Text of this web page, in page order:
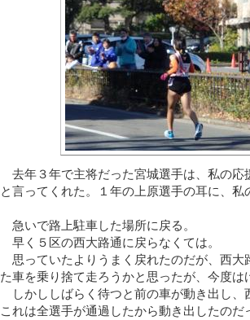
去年３年で主将だった宮城選手は、私の応
と言ってくれた。１年の上原選手の耳に、
急いで路上駐車した場所に戻る。
早く５区の西大路通に戻らなくては。
思っていたよりうまく戻れたのだが、西大
た車を乗り捨て走ろうかと思ったが、今度は
しかししばらく待つと前の車が動き出し、
これは全選手が通過したから動き出したの